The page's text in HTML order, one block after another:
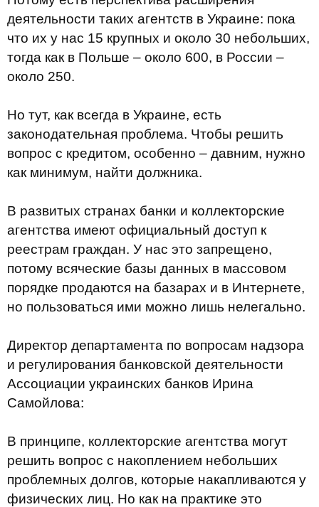
деятельности таких агентств в Украине: пока
что их у нас 15 крупных и около 30 небольших,
тогда как в Польше – около 600, в России –
около 250.
Но тут, как всегда в Украине, есть
законодательная проблема. Чтобы решить
вопрос с кредитом, особенно – давним, нужно
как минимум, найти должника.
В развитых странах банки и коллекторские
агентства имеют официальный доступ к
реестрам граждан. У нас это запрещено,
потому всяческие базы данных в массовом
порядке продаются на базарах и в Интернете,
но пользоваться ими можно лишь нелегально.
Директор департамента по вопросам надзора
и регулирования банковской деятельности
Ассоциации украинских банков Ирина
Самойлова:
В принципе, коллекторские агентства могут
решить вопрос с накоплением небольших
проблемных долгов, которые накапливаются у
физических лиц. Но как на практике это